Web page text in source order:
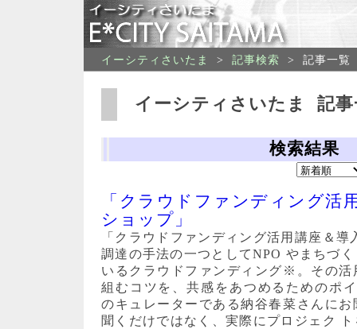
イーシティさいたま > 記事検索 > 記事一覧
イーシティさいたま 記事
検索結果
「クラウドファンディング活
ショップ」
「クラウドファンディング活用講座＆
調達の手法の一つとしてNPO やまちづ
いるクラウドファンディング※。その活
組むコツを、共感をあつめるためのポ
のキュレーターである納谷春菜さんに
聞くだけではなく、実際にプロジェク